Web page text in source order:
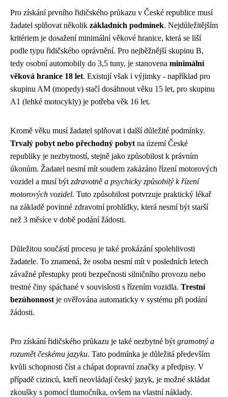
Pro získání prvního řidičského průkazu v České republice musí
žadatel splňovat několik základních podmínek. Nejdůležitějším
kritériem je dosažení minimální věkové hranice, která se liší
podle typu řidičského oprávnění. Pro nejběžnější skupinu B,
tedy osobní automobily do 3,5 tuny, je stanovena minimální
věková hranice 18 let. Existují však i výjimky - například pro
skupinu AM (mopedy) stačí dosáhnout věku 15 let, pro skupinu
A1 (lehké motocykly) je potřeba věk 16 let.
Kromě věku musí žadatel splňovat i další důležité podmínky.
Trvalý pobyt nebo přechodný pobyt na území České
republiky je nezbytností, stejně jako způsobilost k právním
úkonům. Žadatel nesmí mít soudem zakázáno řízení motorových
vozidel a musí být zdravotně a psychicky způsobilý k řízení
motorových vozidel. Tuto způsobilost potvrzuje praktický lékař
na základě povinné zdravotní prohlídky, která nesmí být starší
než 3 měsíce v době podání žádosti.
Důležitou součástí procesu je také prokázání spolehlivosti
žadatele. To znamená, že osoba nesmí mít v posledních letech
závažné přestupky proti bezpečnosti silničního provozu nebo
trestné činy spáchané v souvislosti s řízením vozidla. Trestní
bezúhonnost je ověřována automaticky v systému při podání
žádosti.
Pro získání řidičského průkazu je také nezbytné být gramotný a
rozumět českému jazyku. Tato podmínka je důležitá především
kvůli schopnosti číst a chápat dopravní značky a předpisy. V
případě cizinců, kteří neovládají český jazyk, je možné skládat
zkoušky s pomocí tlumočníka, ovšem na vlastní náklady.